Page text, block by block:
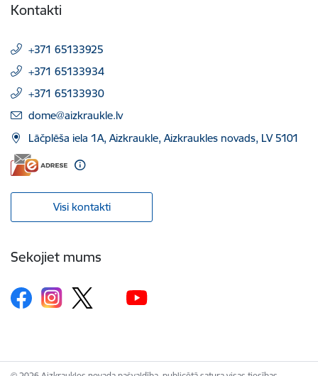
Kontakti
+371 65133925
+371 65133934
+371 65133930
E-pasts:
dome@aizkraukle.lv
Lāčplēša iela 1A, Aizkraukle, Aizkraukles novads, LV 5101
Visi kontakti
Sekojiet mums